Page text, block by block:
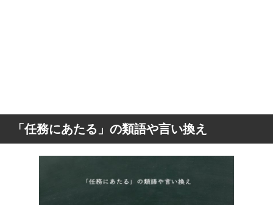
「任務にあたる」の類語や言い換え